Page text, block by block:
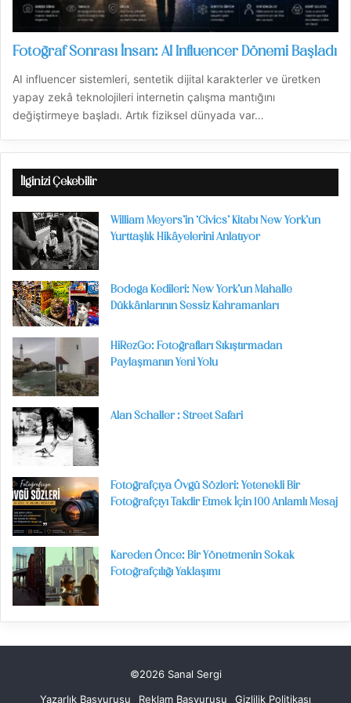
Fotoğraf Sonrası İnsan: AI Influencer Dönemi Başladı
AI influencer sistemleri, sentetik dijital karakterler ve üretken
yapay zekâ teknolojileri internetin çalışma mantığını
değiştirmeye başladı. Artık fiziksel dünyada var…
İlginizi Çekebilir
William Meyers’in ‘Civics’ Kitabı New York’un
Yurttaşlık Hikâyelerini Anlatıyor
Bodega Kedileri: New York’un Mahalle
Dükkânlarının Sessiz Kahramanları
HiRezGo: Fotoğrafları Sıkıştırmadan
Paylaşmanın Yeni Yolu
Alan Schaller : Street Safari
Fotoğrafçıya Övgü Sözleri: Yetenekli Bir
Fotoğrafçıyı Takdir Etmek İçin 100 Anlamlı Mesaj
Kareden Önce: Bir Yönetmenin Sokak
Fotoğrafçılığı Yaklaşımı
©2026 Sanal Sergi
Yazarlık Başvurusu
Reklam Başvurusu Gizlilik Politikası